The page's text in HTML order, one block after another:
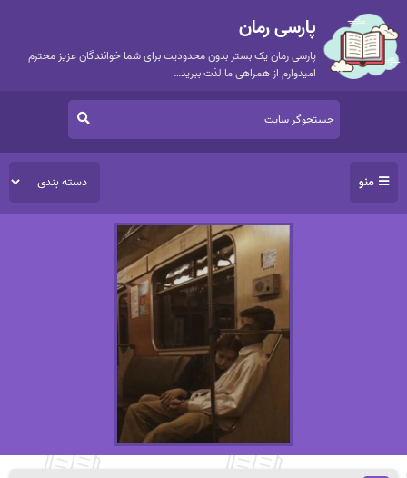
پارسی رمان
پارسی رمان یک بستر بدون محدودیت برای شما خوانندگان عزیز محترم
امیدوارم از همراهی ما لذت ببرید…
منو